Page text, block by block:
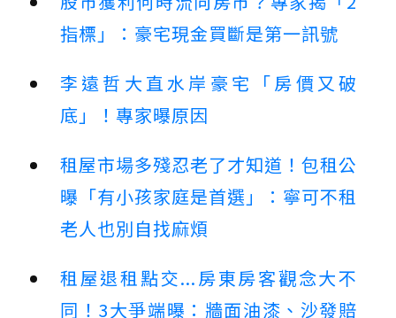
指標」：豪宅現金買斷是第一訊號
李遠哲大直水岸豪宅「房價又破
底」！專家曝原因
租屋市場多殘忍老了才知道！包租公
曝「有小孩家庭是首選」：寧可不租
老人也別自找麻煩
租屋退租點交...房東房客觀念大不
同！3大爭端曝：牆面油漆、沙發賠